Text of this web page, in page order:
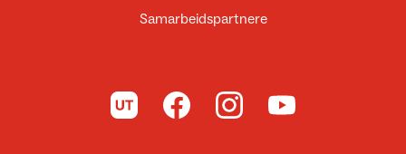
Samarbeidspartnere
Til UT.no Til DNT på Facebook
Til DNT på Instagram
Til DNT på YouTube